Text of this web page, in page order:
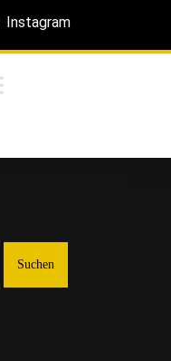
Instagram
Suchen